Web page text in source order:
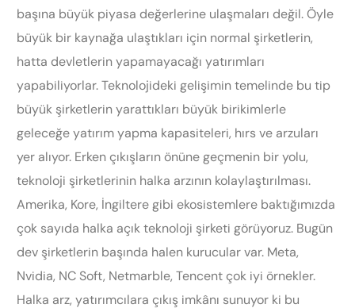
başına büyük piyasa değerlerine ulaşmaları değil. Öyle
büyük bir kaynağa ulaştıkları için normal şirketlerin,
hatta devletlerin yapamayacağı yatırımları
yapabiliyorlar. Teknolojideki gelişimin temelinde bu tip
büyük şirketlerin yarattıkları büyük birikimlerle
geleceğe yatırım yapma kapasiteleri, hırs ve arzuları
yer alıyor. Erken çıkışların önüne geçmenin bir yolu,
teknoloji şirketlerinin halka arzının kolaylaştırılması.
Amerika, Kore, İngiltere gibi ekosistemlere baktığımızda
çok sayıda halka açık teknoloji şirketi görüyoruz. Bugün
dev şirketlerin başında halen kurucular var. Meta,
Nvidia, NC Soft, Netmarble, Tencent çok iyi örnekler.
Halka arz, yatırımcılara çıkış imkânı sunuyor ki bu